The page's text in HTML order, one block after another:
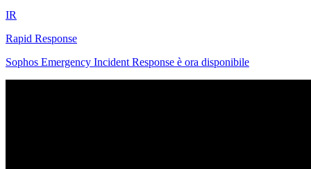
IR
Rapid Response
Sophos Emergency Incident Response è ora disponibile